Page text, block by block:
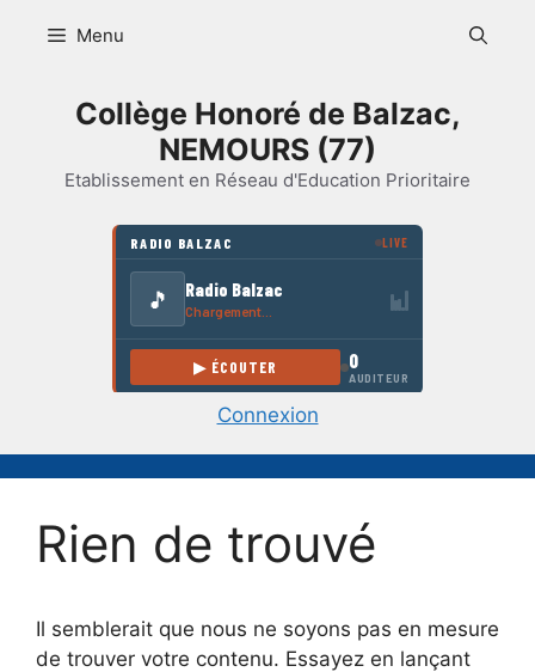
Menu
Collège Honoré de Balzac,
NEMOURS (77)
Etablissement en Réseau d'Education Prioritaire
Connexion
Rien de trouvé
Il semblerait que nous ne soyons pas en mesure
de trouver votre contenu. Essayez en lançant